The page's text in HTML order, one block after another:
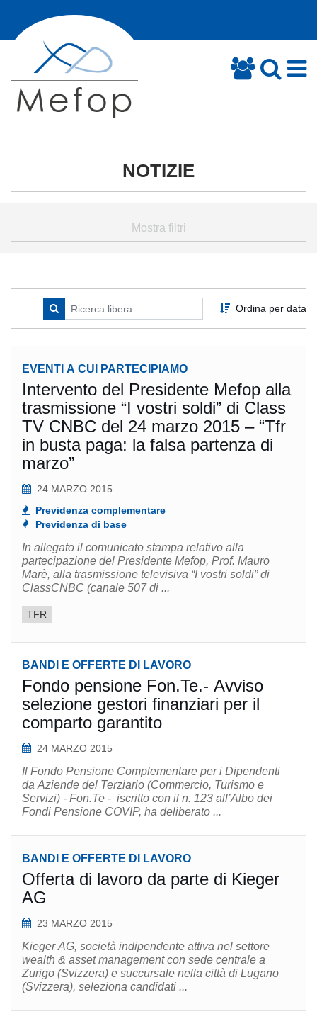
NOTIZIE
Mostra filtri
Ordina per data
EVENTI A CUI PARTECIPIAMO
Intervento del Presidente Mefop alla
trasmissione “I vostri soldi” di Class
TV CNBC del 24 marzo 2015 – “Tfr
in busta paga: la falsa partenza di
marzo”
24 MARZO 2015
Previdenza complementare
Previdenza di base
In allegato il comunicato stampa relativo alla
partecipazione del Presidente Mefop, Prof. Mauro
Marè, alla trasmissione televisiva “I vostri soldi” di
ClassCNBC (canale 507 di ...
TFR
BANDI E OFFERTE DI LAVORO
Fondo pensione Fon.Te.- Avviso
selezione gestori finanziari per il
comparto garantito
24 MARZO 2015
Il Fondo Pensione Complementare per i Dipendenti
da Aziende del Terziario (Commercio, Turismo e
Servizi) - Fon.Te - iscritto con il n. 123 all’Albo dei
Fondi Pensione COVIP, ha deliberato ...
BANDI E OFFERTE DI LAVORO
Offerta di lavoro da parte di Kieger
AG
23 MARZO 2015
Kieger AG, società indipendente attiva nel settore
wealth & asset management con sede centrale a
Zurigo (Svizzera) e succursale nella città di Lugano
(Svizzera), seleziona candidati ...